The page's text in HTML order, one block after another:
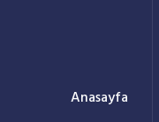
Anasayfa